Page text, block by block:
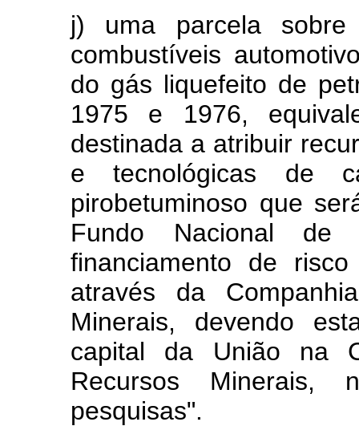
j) uma parcela
combustíveis
do gás liquefeito de
1975 e 1976,
destinada a atribuir
e tecnológicas de
pirobetuminoso que
Fundo Nacional de
financiamento de
através da
Minerais, devendo
capital da União na
Recursos
pesquisas".